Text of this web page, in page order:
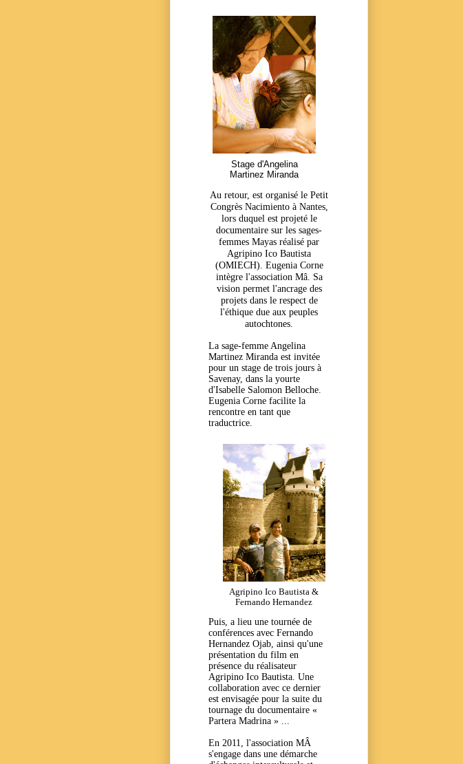
Stage d'Angelina
Martinez Miranda
Au retour, est organisé le Petit
Congrès Nacimiento à Nantes,
lors duquel est projeté le
documentaire sur les sages-
femmes Mayas réalisé par
Agripino Ico Bautista
(OMIECH). Eugenia Corne
intègre l'association Mâ. Sa
vision permet l'ancrage des
projets dans le respect de
l'éthique due aux peuples
autochtones.
La sage-femme Angelina
Martinez Miranda est invitée
pour un stage de trois jours à
Savenay, dans la yourte
d'Isabelle Salomon Belloche.
Eugenia Corne facilite la
rencontre en tant que
traductrice.
Agripino Ico Bautista &
Fernando Hernandez
Puis, a lieu une tournée de
conférences avec Fernando
Hernandez Ojab, ainsi qu'une
présentation du film en
présence du réalisateur
Agripino Ico Bautista. Une
collaboration avec ce dernier
est envisagée pour la suite du
tournage du documentaire «
Partera Madrina » ...
En 2011, l'association MÂ
s'engage dans une démarche